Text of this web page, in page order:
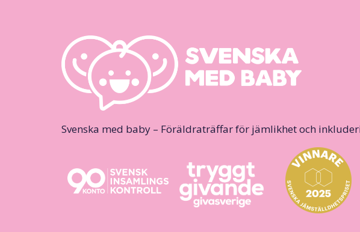
Svenska med baby – Föräldraträffar för jämlikhet och